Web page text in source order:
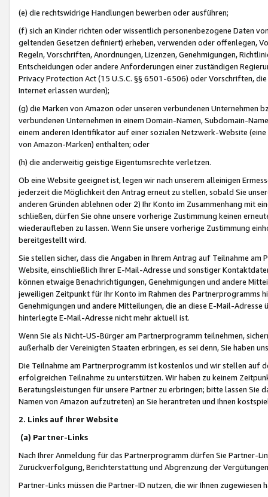
(e) die rechtswidrige Handlungen bewerben oder ausführen;
(f) sich an Kinder richten oder wissentlich personenbezogene Daten
geltenden Gesetzen definiert) erheben, verwenden oder offenlegen,
Regeln, Vorschriften, Anordnungen, Lizenzen, Genehmigungen,
Entscheidungen oder andere Anforderungen einer zuständigen
Privacy Protection Act (15 U.S.C. §§ 6501-6506) oder Vorschriften,
Internet erlassen wurden);
(g) die Marken von Amazon oder unseren verbundenen Unternehmen
verbundenen Unternehmen in einem Domain-Namen, Subdomain-
einem anderen Identifikator auf einer sozialen Netzwerk-Website
von Amazon-Marken) enthalten; oder
(h) die anderweitig geistige Eigentumsrechte verletzen.
Ob eine Website geeignet ist, legen wir nach unserem alleinigen
jederzeit die Möglichkeit den Antrag erneut zu stellen, sobald Sie
anderen Gründen ablehnen oder 2) Ihr Konto im Zusammenhang mit
schließen, dürfen Sie ohne unsere vorherige Zustimmung keinen
wiederaufleben zu lassen. Wenn Sie unsere vorherige Zustimmung
bereitgestellt wird.
Sie stellen sicher, dass die Angaben in Ihrem Antrag auf Teilnahme
Website, einschließlich Ihrer E-Mail-Adresse und sonstiger
können etwaige Benachrichtigungen, Genehmigungen und andere
jeweiligen Zeitpunkt für Ihr Konto im Rahmen des Partnerprogramms
Genehmigungen und andere Mitteilungen, die an diese E-Mail-
hinterlegte E-Mail-Adresse nicht mehr aktuell ist.
Wenn Sie als Nicht-US-Bürger am Partnerprogramm teilnehmen,
außerhalb der Vereinigten Staaten erbringen, es sei denn, Sie haben
Die Teilnahme am Partnerprogramm ist kostenlos und wir stellen auf
erfolgreichen Teilnahme zu unterstützen. Wir haben zu keinem
Beratungsleistungen für unsere Partner zu erbringen; bitte lassen Sie
Namen von Amazon aufzutreten) an Sie herantreten und Ihnen
2. Links auf Ihrer Website
(a) Partner-Links
Nach Ihrer Anmeldung für das Partnerprogramm dürfen Sie Partner-
Zurückverfolgung, Berichterstattung und Abgrenzung der
Partner-Links müssen die Partner-ID nutzen, die wir Ihnen zugewiesen